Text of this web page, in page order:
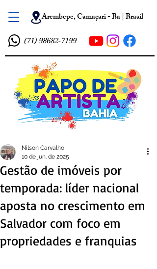
Arembepe, Camaçari - Ba | Brasil
(71) 98682-7199
Gestão de imóveis por
temporada: líder nacional
aposta no crescimento em
Salvador com foco em
propriedades e franquias
Nilson Carvalho
10 de jun. de 2025